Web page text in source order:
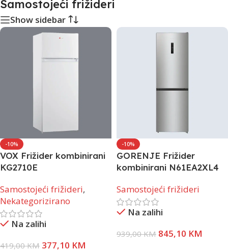
Samostojeći frižideri
Show sidebar
-10%
VOX Frižider kombinirani
KG2710E
Samostojeći frižideri,
Nekategorizirano
Na zalihi
419,00KM 377,10 KM
-10%
GORENJE Frižider
kombinirani N61EA2XL4
Samostojeći frižideri
Na zalihi
939,00KM 845,10 KM